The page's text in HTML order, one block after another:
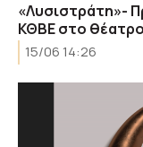
«Λυσιστράτη»-
ΚΘΒΕ στο
15/06 14:26